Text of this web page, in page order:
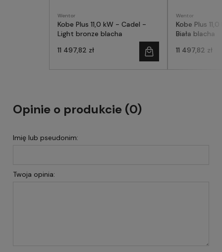
Wentor
Kobe Plus 11,0 kW - Cadel -
Light bronze blacha
11 497,82 zł
Wentor
Kobe Plus
Biała blacha
11 497,82 zł
Opinie o produkcie (0)
Imię lub pseudonim:
Twoja opinia: